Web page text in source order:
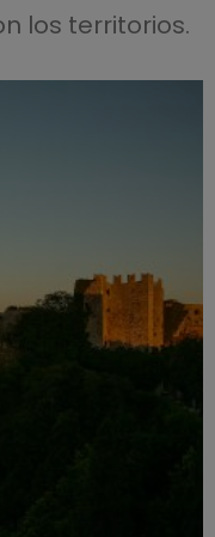
los territorios.